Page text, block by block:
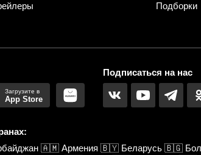
Подборки
App Store
Подписаться на нас
🇦🇲 Армения 🇧🇾 Беларусь 🇧🇬